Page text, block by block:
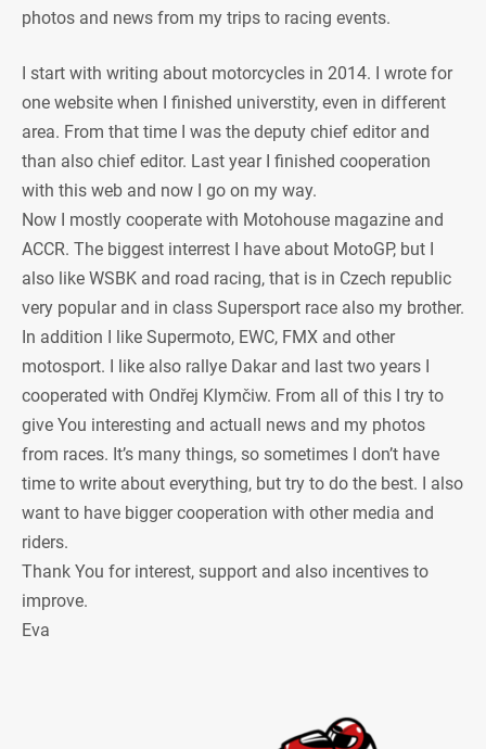
photos and news from my trips to racing events.
I start with writing about motorcycles in 2014. I wrote for
one website when I finished universtity, even in different
area. From that time I was the deputy chief editor and
than also chief editor. Last year I finished cooperation
with this web and now I go on my way.
Now I mostly cooperate with Motohouse magazine and
ACCR. The biggest interrest I have about MotoGP, but I
also like WSBK and road racing, that is in Czech republic
very popular and in class Supersport race also my brother.
In addition I like Supermoto, EWC, FMX and other
motosport. I like also rallye Dakar and last two years I
cooperated with Ondřej Klymčiw. From all of this I try to
give You interesting and actuall news and my photos
from races. It’s many things, so sometimes I don’t have
time to write about everything, but try to do the best. I also
want to have bigger cooperation with other media and
riders.
Thank You for interest, support and also incentives to
improve.
Eva